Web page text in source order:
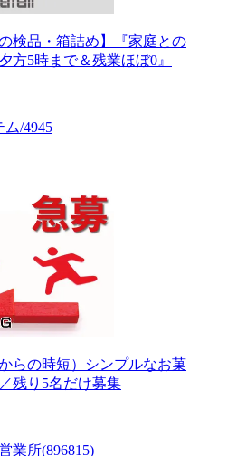
検品・箱詰め】『家庭との
方5時まで＆残業ほぼ0』
/4945
らの時短）シンプルなお菓
残り5名だけ募集
業所(896815)